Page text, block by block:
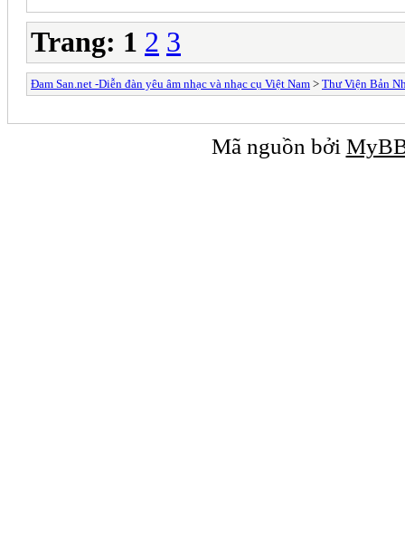
Trang: 1 2 3
Đam San.net -Diễn đàn yêu âm nhạc và nhạc cụ Việt Nam > Thư Viện Bản
Mã nguồn bởi